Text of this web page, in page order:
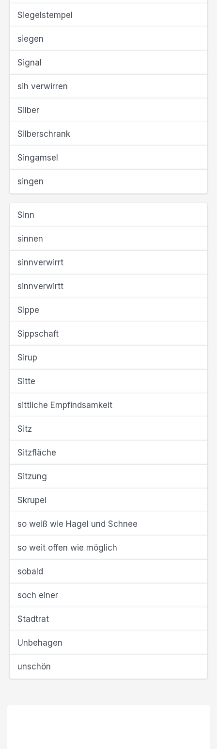
Siegelstempel
siegen
Signal
sih verwirren
Silber
Silberschrank
Singamsel
singen
Sinn
sinnen
sinnverwirrt
sinnverwirtt
Sippe
Sippschaft
Sirup
Sitte
sittliche Empfindsamkeit
Sitz
Sitzfläche
Sitzung
Skrupel
so weiß wie Hagel und Schnee
so weit offen wie möglich
sobald
soch einer
Stadtrat
Unbehagen
unschön